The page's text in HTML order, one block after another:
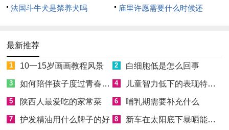
法国斗牛犬是禁养犬吗
庙里许愿需要什么时候还
最新推荐
1 10一15岁画画教程风景 2 白细胞低是怎么回事
3 如何陪伴孩子度过青春叛逆期 4 儿童智力低下的表现特征有哪些
5 陕西人最爱吃的家常菜 6 哺乳期需要补充什么
7 护发精油用什么牌子的好 8 新车在太阳底下暴晒能除甲醛吗